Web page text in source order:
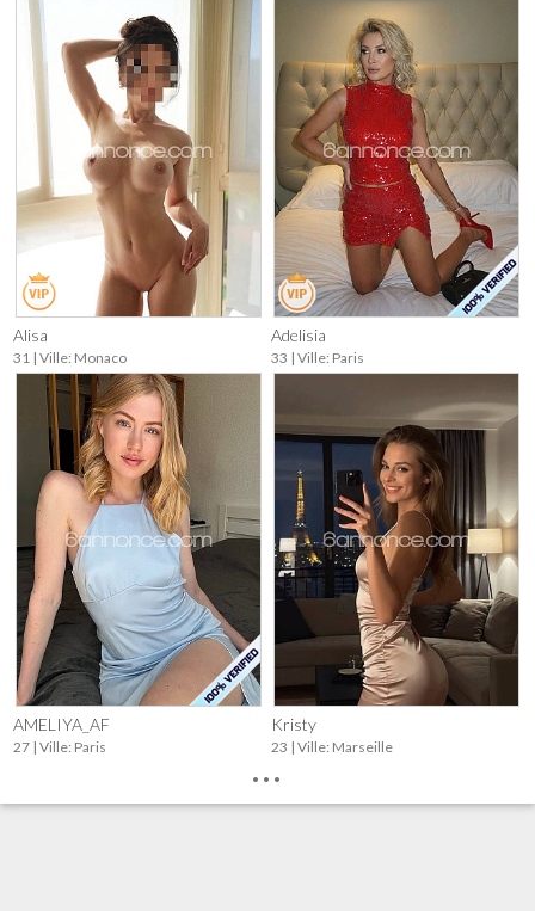
Alisa
31 | Ville: Monaco
Adelisia
33 | Ville: Paris
AMELIYA_AF
27 | Ville: Paris
Kristy
23 | Ville: Marseille
...